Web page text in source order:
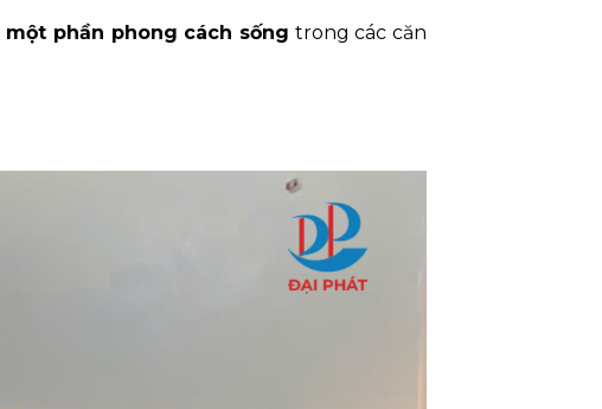
một phần phong cách sống trong các căn